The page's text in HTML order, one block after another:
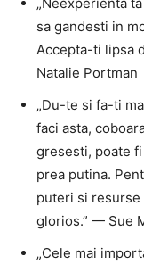
sa gandesti in
Accepta-ti lipsa
Natalie Portman
„Du-te si fa-ti
faci asta,
gresesti, poate
prea putina.
puteri si resurse
glorios.” — Sue
„Cele mai